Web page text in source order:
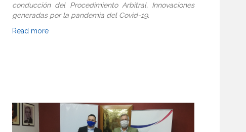
conducción del Procedimiento Arbitral, Innovaciones
generadas por la pandemia del Covid-19.
Read more